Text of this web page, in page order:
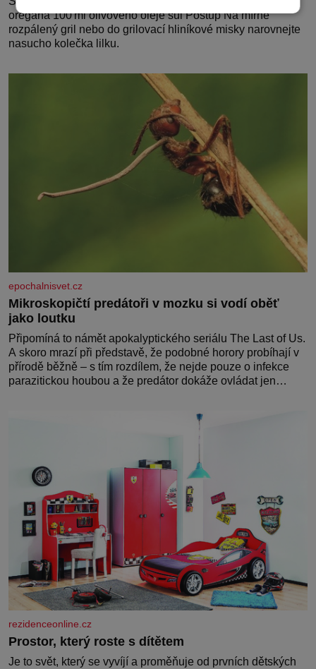
oregana 100 ml olivového oleje sůl Postup Na mírně
rozpálený gril nebo do grilovací hliníkové misky narovnejte
nasucho kolečka lilku.
epochalnisvet.cz
Mikroskopičtí predátoři v mozku si vodí oběť
jako loutku
Připomíná to námět apokalyptického seriálu The Last of Us.
A skoro mrazí při představě, že podobné horory probíhají v
přírodě běžně – s tím rozdílem, že nejde pouze o infekce
parazitickou houbou a že predátor dokáže ovládat jen
rezidenceonline.cz
Prostor, který roste s dítětem
Je to svět, který se vyvíjí a proměňuje od prvních dětských